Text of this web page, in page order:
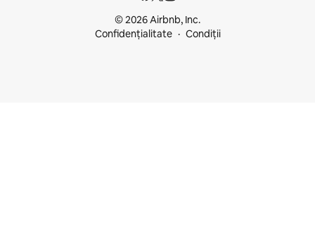
© 2026 Airbnb, Inc.
Confidențialitate
Condiții